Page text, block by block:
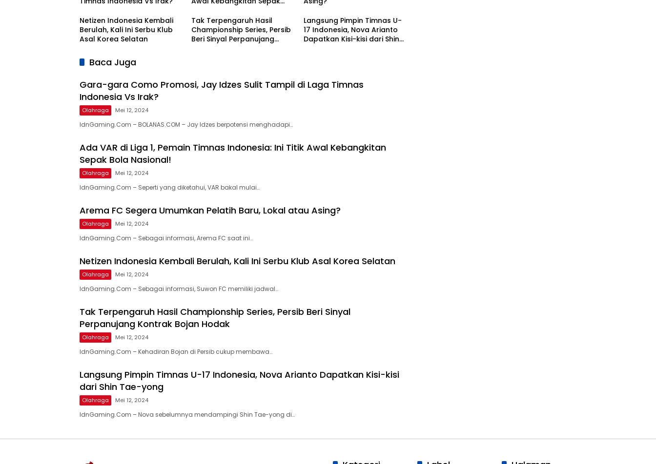
Netizen Indonesia Kembali
Berulah, Kali Ini Serbu Klub
Asal Korea Selatan
Tak Terpengaruh Hasil
Championship Series, Persib
Beri Sinyal Perpanujang
Langsung Pimpin Timnas U-
17 Indonesia, Nova Arianto
Dapatkan Kisi-kisi dari Shin
Baca Juga
Gara-gara Como Promosi, Jay Idzes Sulit Tampil di Laga Timnas
Indonesia Vs Irak?
Olahraga Mei 12, 2024
IdnGaming.Com – BOLANAS.COM – Jay Idzes berpotensi menghadapi…
Ada VAR di Liga 1, Pemain Timnas Indonesia: Ini Titik Awal Kebangkitan
Sepak Bola Nasional!
Olahraga Mei 12, 2024
IdnGaming.Com – Seperti yang diketahui, VAR bakal mulai…
Arema FC Segera Umumkan Pelatih Baru, Lokal atau Asing?
Olahraga Mei 12, 2024
IdnGaming.Com – Sebagai informasi, Arema FC saat ini…
Netizen Indonesia Kembali Berulah, Kali Ini Serbu Klub Asal Korea Selatan
Olahraga Mei 12, 2024
IdnGaming.Com – Sebagai informasi, Suwon FC memiliki jadwal…
Tak Terpengaruh Hasil Championship Series, Persib Beri Sinyal
Perpanujang Kontrak Bojan Hodak
Olahraga Mei 12, 2024
IdnGaming.Com – Kehadiran Bojan di Persib cukup membawa…
Langsung Pimpin Timnas U-17 Indonesia, Nova Arianto Dapatkan Kisi-kisi
dari Shin Tae-yong
Olahraga Mei 12, 2024
IdnGaming.Com – Nova sebelumnya mendampingi Shin Tae-yong di…